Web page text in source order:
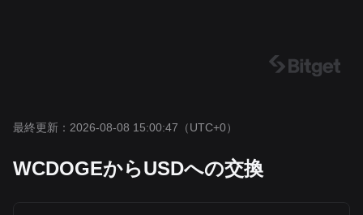
最終更新：2026-08-08 15:00:47 （UTC+0）
WCDOGEからUSDへの交換